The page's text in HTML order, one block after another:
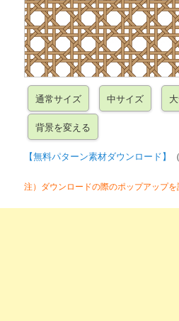
【無料パターン素材ダウンロード】
注）ダウンロードの際のポップアップを